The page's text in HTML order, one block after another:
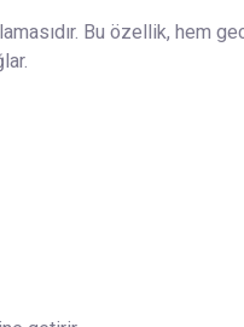
Bu özellik, hem